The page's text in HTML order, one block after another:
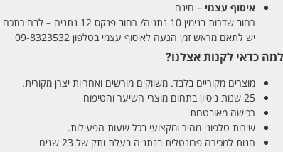
איסוף עצמי – חינם
רחוב שדרות בנימין 10 נתניה/ רחוב פנקס 12 נתניה – לבחירתכם
יש לתאם מראש זמן הגעה לאיסוף עצמי בטלפון 09-8323532
למה כדאי לקנות אצלנו?
מוצרים מקוריים בלבד. משווקים מורשים ואחריות יצרן מקורית.
25 שנות ניסיון בתחום מוצרי השיער והטיפוח
רכישה מאובטחת
שירות טלפוני מהיר ומקצועי בכל שעות הפעילות.
חנות למכירה פרונטלית בנתניה בעלת ותק של 23 שנים